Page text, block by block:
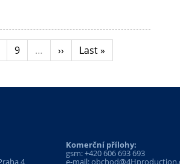
Stránka
9 …
Následující
stránka
››
Poslední
stránka
Last »
Komerční přílohy:
gsm:+420 606 693 693